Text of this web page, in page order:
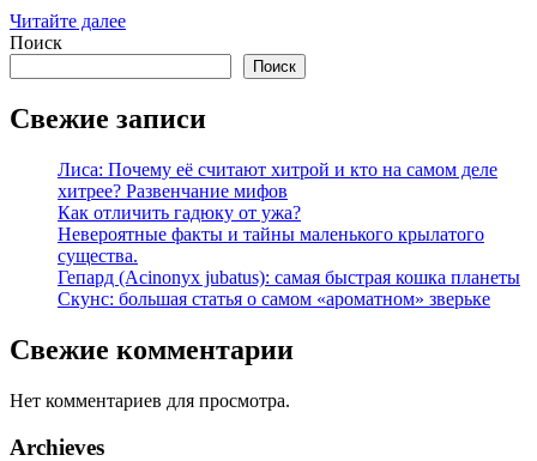
Читайте далее
Поиск
Поиск
Свежие записи
Лиса: Почему её считают хитрой и кто на самом деле
хитрее? Развенчание мифов
Как отличить гадюку от ужа?
Невероятные факты и тайны маленького крылатого
существа.
Гепард (Acinonyx jubatus): самая быстрая кошка планеты
Скунс: большая статья о самом «ароматном» зверьке
Свежие комментарии
Нет комментариев для просмотра.
Archieves